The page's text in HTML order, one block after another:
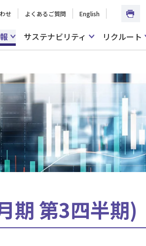
せ よくあるご質問 English
サステナビリティ リクルート
期 第3四半期)